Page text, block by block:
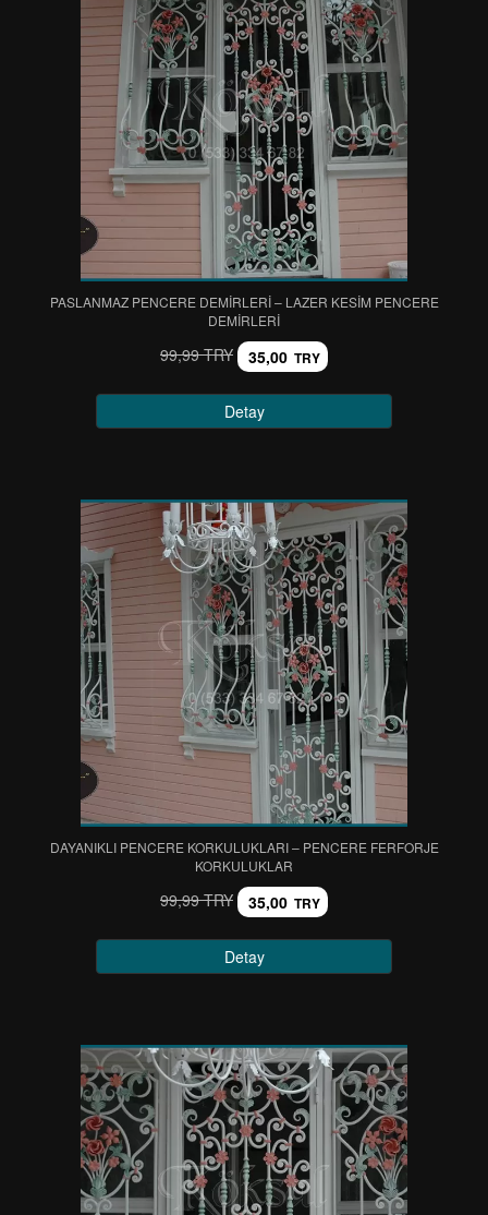
PASLANMAZ PENCERE DEMİRLERİ – LAZER KESİM PENCERE
DEMİRLERİ
99,99 TRY 35,00 TRY
Detay
DAYANIKLI PENCERE KORKULUKLARI – PENCERE FERFORJE
KORKULUKLAR
99,99 TRY 35,00 TRY
Detay